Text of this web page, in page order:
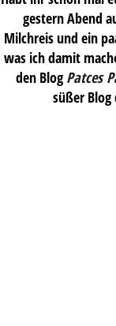
gestern Abend
Milchreis und ein
was ich damit
den Blog Patces
süßer